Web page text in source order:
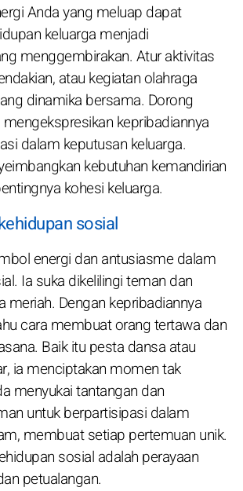
Anda yang meluap dapat
keluarga menjadi
menggembirakan. Atur aktivitas
atau kegiatan olahraga
dinamika bersama. Dorong
kepribadiannya
dalam keputusan keluarga.
kebutuhan kemandirian
kohesi keluarga.
sosial
energi dan antusiasme dalam
Ia suka dikelilingi teman dan
meriah. Dengan kepribadiannya
cara membuat orang tertawa dan
Baik itu pesta dansa atau
ia menciptakan momen tak
menyukai tantangan dan
untuk berpartisipasi dalam
membuat setiap pertemuan unik.
sosial adalah perayaan
petualangan.